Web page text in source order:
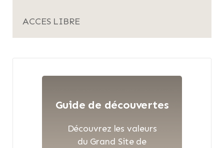
ACCES LIBRE
Guide de découvertes
Découvrez les valeurs
du Grand Site de